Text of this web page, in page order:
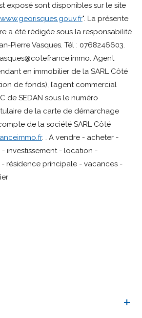
exposé sont disponibles sur le site
". La présente
a été rédigée sous la responsabilité
Pierre Vasques. Tél : 0768246603.
Agent
en immobilier de la SARL Côté
de fonds), l’agent commercial
de SEDAN sous le numéro
de la carte de démarchage
de la société SARL Côté
. . A vendre - acheter -
investissement - location -
résidence principale - vacances -